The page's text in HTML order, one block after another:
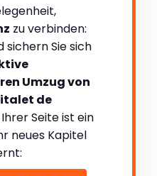
zu verbinden:
sichern Sie sich
Umzug von
de
Seite ist ein
neues Kapitel